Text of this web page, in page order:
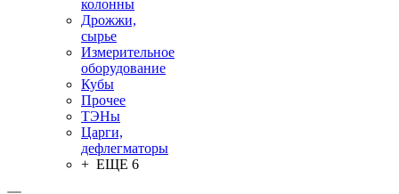
колонны
Дрожжи,
сырье
Измерительное
оборудование
Кубы
Прочее
ТЭНы
Царги,
дефлегматоры
+ ЕЩЕ 6